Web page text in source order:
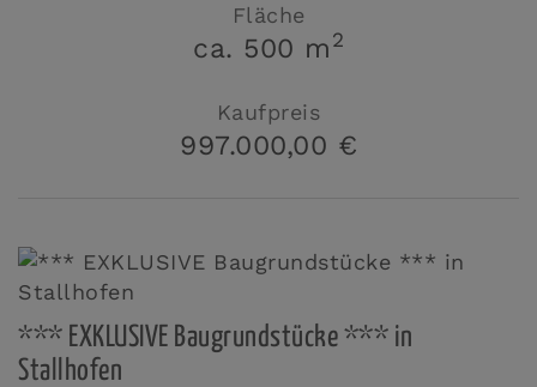
Fläche
ca. 500 m 2
Kaufpreis
997.000,00 €
*** EXKLUSIVE Baugrundstücke *** in
Stallhofen